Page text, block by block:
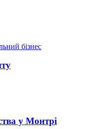
бізнес
у Монтрі